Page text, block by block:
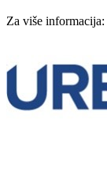
Za više informacija: